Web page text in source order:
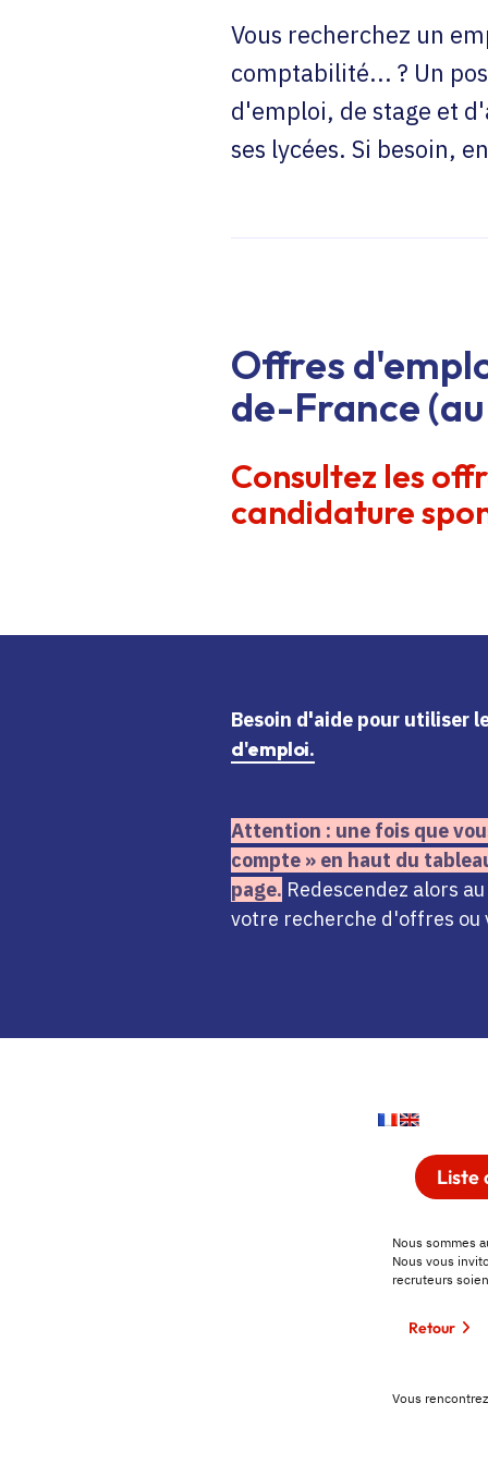
Vous recherchez un
comptabilité... ? Un
d'emploi, de stage et
ses lycées. Si besoin,
Offres
de-France
Consultez les
candidature
Besoin d'aide pour utiliser
d'emploi.
Attention : une fois que
compte » en haut du
page. Redescendez alors
votre recherche d'offres ou